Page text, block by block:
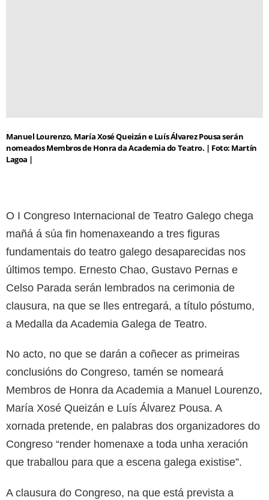
Manuel Lourenzo, María Xosé Queizán e Luís Álvarez Pousa serán
nomeados Membros de Honra da Academia do Teatro. | Foto: Martín
Lagoa |
O I Congreso Internacional de Teatro Galego chega
mañá á súa fin homenaxeando a tres figuras
fundamentais do teatro galego desaparecidas nos
últimos tempo. Ernesto Chao, Gustavo Pernas e
Celso Parada serán lembrados na cerimonia de
clausura, na que se lles entregará, a título póstumo,
a Medalla da Academia Galega de Teatro.
No acto, no que se darán a coñecer as primeiras
conclusións do Congreso, tamén se nomeará
Membros de Honra da Academia a Manuel Lourenzo,
María Xosé Queizán e Luís Álvarez Pousa. A
xornada pretende, en palabras dos organizadores do
Congreso “render homenaxe a toda unha xeración
que traballou para que a escena galega existise”.
A clausura do Congreso, na que está prevista a